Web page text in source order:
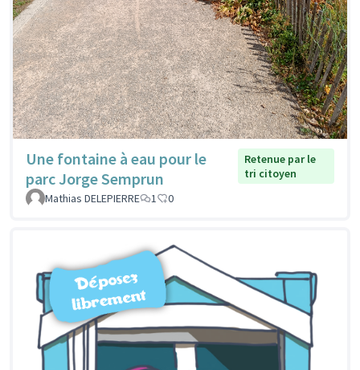
Une fontaine à eau pour le
parc Jorge Semprun
Retenue par le
tri citoyen
Mathias DELEPIERRE
1 0